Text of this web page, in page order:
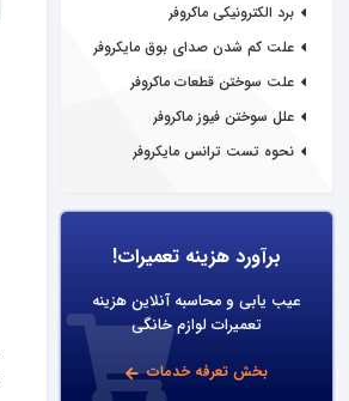
برد الکترونیکی ماکروفر
علت کم شدن صدای بوق مایکروفر
علت سوختن قطعات ماکروفر
علل سوختن فیوز ماکروفر
نحوه تست ترانس مایکروفر
برآورد هزینه تعمیرات!
عیب یابی و محاسبه آنلاین هزینه
تعمیرات لوازم خانگی
بخش تعرفه خدمات